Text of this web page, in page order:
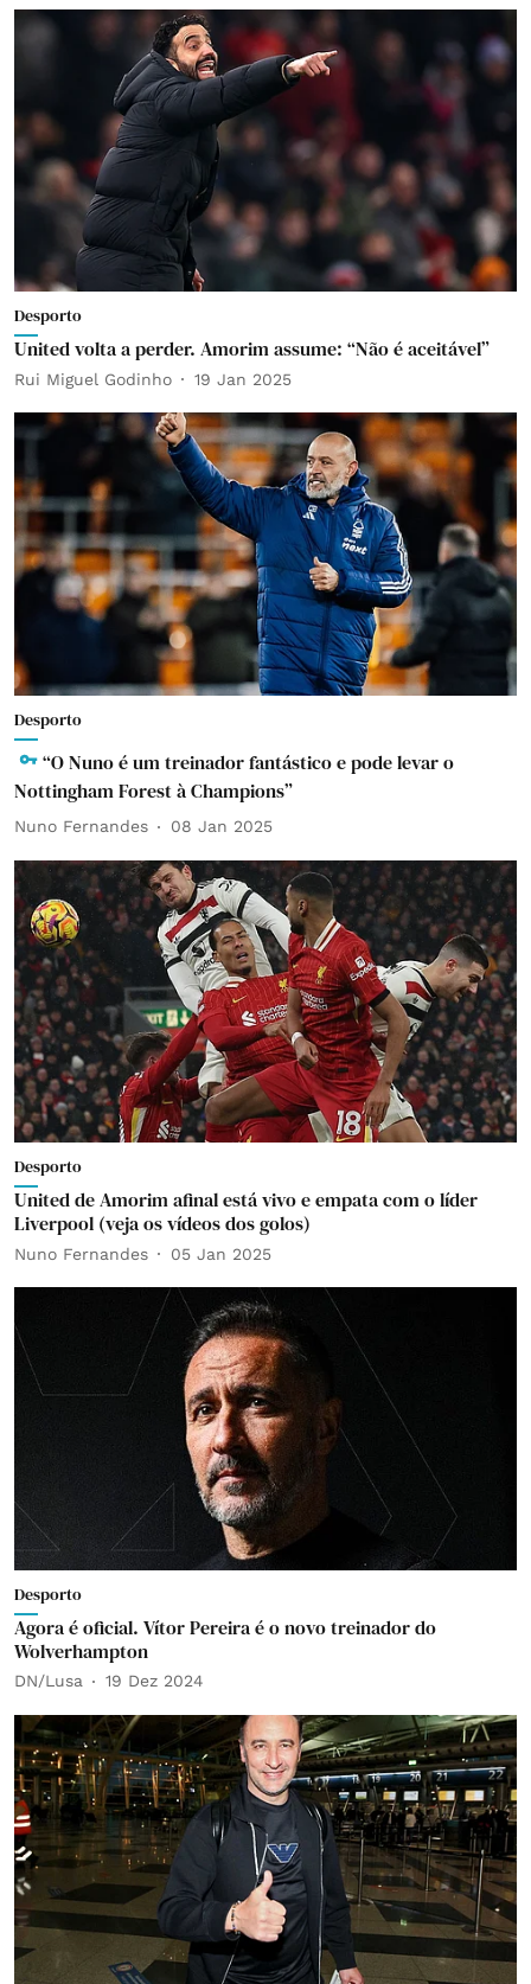
Desporto
United volta a perder. Amorim assume: “Não é aceitável”
Rui Miguel Godinho 19 Jan 2025
Desporto
“O Nuno é um treinador fantástico e pode levar o
Nottingham Forest à Champions”
Nuno Fernandes 08 Jan 2025
Desporto
United de Amorim afinal está vivo e empata com o líder
Liverpool (veja os vídeos dos golos)
Nuno Fernandes 05 Jan 2025
Desporto
Agora é oficial. Vítor Pereira é o novo treinador do
Wolverhampton
DN/Lusa 19 Dez 2024